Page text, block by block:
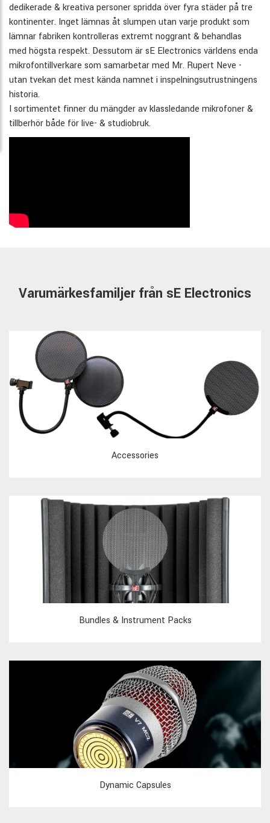
dedikerade & kreativa personer spridda över fyra städer på tre
kontinenter. Inget lämnas åt slumpen utan varje produkt som
lämnar fabriken kontrolleras extremt noggrant & behandlas
med högsta respekt. Dessutom är sE Electronics världens enda
mikrofontillverkare som samarbetar med Mr. Rupert Neve -
utan tvekan det mest kända namnet i inspelningsutrustningens
historia.
I sortimentet finner du mängder av klassledande mikrofoner &
tillberhör både för live- & studiobruk.
Varumärkesfamiljer från sE Electronics
Accessories
Bundles & Instrument Packs
Dynamic Capsules